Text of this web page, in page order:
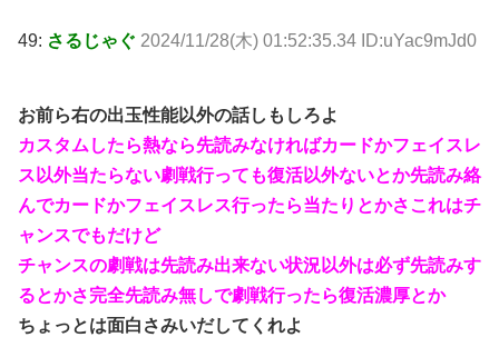
49: さるじゃぐ 2024/11/28(木) 01:52:35.34 ID:uYac9mJd0
お前ら右の出玉性能以外の話しもしろよ
カスタムしたら熱なら先読みなければカードかフェイスレ
ス以外当たらない劇戦行っても復活以外ないとか先読み絡
んでカードかフェイスレス行ったら当たりとかさこれはチ
ャンスでもだけど
チャンスの劇戦は先読み出来ない状況以外は必ず先読みす
るとかさ完全先読み無しで劇戦行ったら復活濃厚とか
ちょっとは面白さみいだしてくれよ